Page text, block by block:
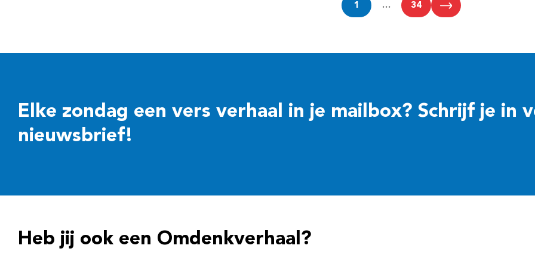
1 … 34
Elke zondag een vers verhaal in je mailbox? Schrijf je in
nieuwsbrief!
Heb jij ook een Omdenkverhaal?